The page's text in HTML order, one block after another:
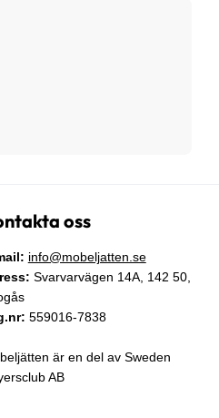
oss
info@mobeljatten.se
Svarvarvägen 14A, 142 50,
559016-7838
är en del av Sweden
AB